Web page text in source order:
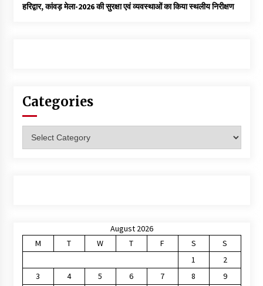
हरिद्वार, कांवड़ मेला-2026 की सुरक्षा एवं व्यवस्थाओं का किया स्थलीय निरीक्षण
Categories
August 2026
M
T W T F S
S
1
2
3
4 5 6 7 8
9